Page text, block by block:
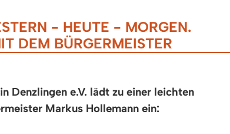
- HEUTE - MORGEN.
DEM BÜRGERMEISTER
Denzlingen e.V. lädt zu einer leichten
Markus Hollemann ein: